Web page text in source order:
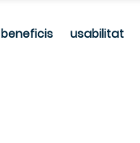
beneficis usabilitat